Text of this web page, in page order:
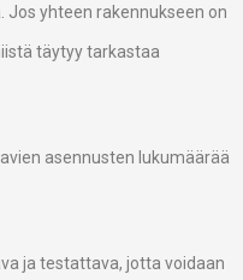
Jos yhteen rakennukseen on
täytyy tarkastaa
asennusten lukumäärää
ja testattava, jotta voidaan